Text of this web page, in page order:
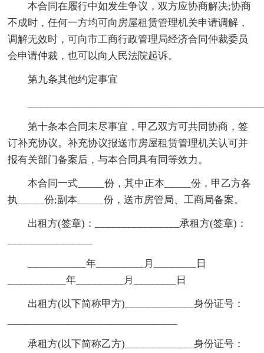
本合同在履行中如发生争议，双方应协商解决;协商
不成时，任何一方均可向房屋租赁管理机关申请调解，
调解无效时，可向市工商行政管理局经济合同仲裁委员
会申请仲裁，也可以向人民法院起诉。
第九条其他约定事宜
第十条本合同未尽事宜，甲乙双方可共同协商，签
订补充协议。补充协议报送市房屋租赁管理机关认可并
报有关部门备案后，与本合同具有同等效力。
本合同一式_____份，其中正本_____份，甲乙方各
执_____份;副本_____份，送市房管局、工商局备案。
出租方(签章)：________________承租方(签章)：
___________年_________月________日
___________年_________月________日
出租方(以下简称甲方)_____________身份证号：
承租方(以下简称乙方)_____________身份证号：